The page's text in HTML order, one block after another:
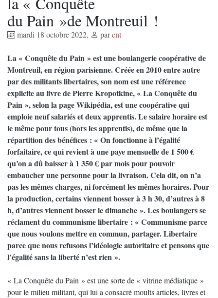
du Pain »de Montreuil !
mardi 18 octobre 2022, parcnt
La « Conquête du Pain » est une boulangerie coopérative de
Montreuil, en région parisienne. Créée en 2010 entre autre
par des militants libertaires, son nom est une référence
explicite au livre de Pierre Kropotkine, « La Conquête du
Pain », selon la page Wikipédia, est une coopérative qui
emploie neuf salariés et deux apprentis. Le salaire horaire est
le même pour tous (hors les apprentis), de même que la
répartition des bénéfices : « On fonctionne à l’égalité
forfaitaire, ce qui revient à une paye mensuelle de 1 500 €
qu’on a dû baisser à 1 350 € par mois pour pouvoir
embaucher une personne pour la livraison. Cela dit, on n’a
pas les mêmes charges, ni forcément les mêmes horaires. Pour
la production, certains viennent bosser à 3 h 30, d’autres à 8
h, d’autres viennent bosser le dimanche ». Les boulangers se
réclament du communisme libertaire : « Communisme parce
que nous voulons mettre en commun, partager. Libertaire
parce que nous refusons l’idéologie autoritaire et pensons que
l’égalité sans la liberté n’est rien ».
« La Conquête du Pain » est une sorte de « vitrine médiatique »
pour le milieu militant, qui lui a consacré moults articles, livres et